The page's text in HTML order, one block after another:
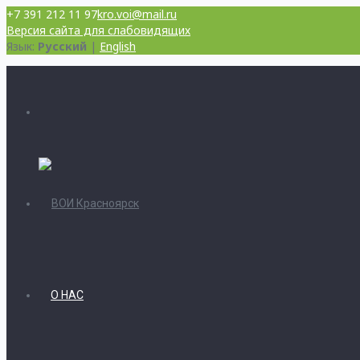
+7 391 212 11 97kro.voi@mail.ru
Версия сайта для слабовидящих
Язык: Русский | English
О НАС